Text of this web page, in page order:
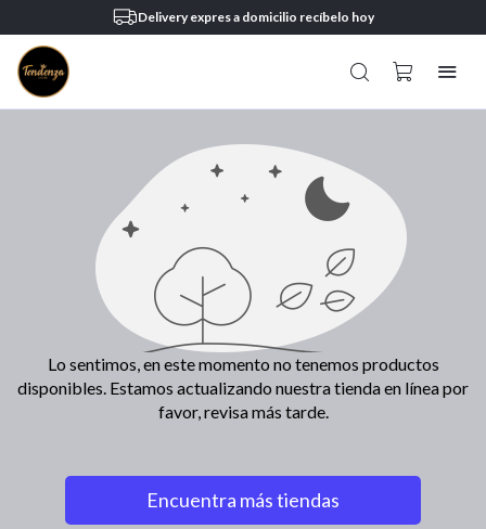
Delivery expres a domicilio recíbelo hoy
Lo sentimos, en este momento no tenemos productos
disponibles. Estamos actualizando nuestra tienda en línea por
favor, revisa más tarde.
Encuentra más tiendas